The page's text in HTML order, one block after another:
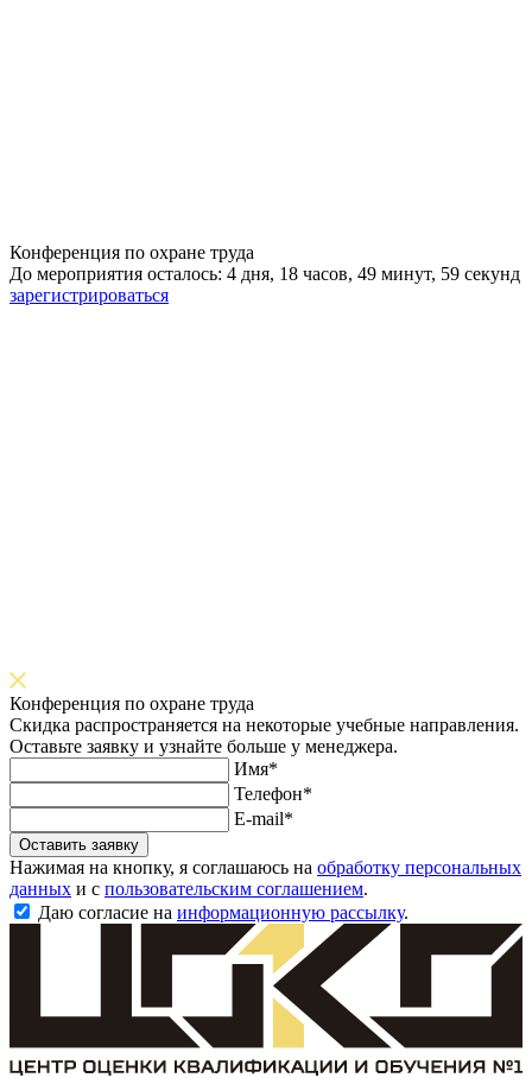
Конференция по охране труда
До мероприятия осталось: 4 дня, 18 часов, 49 минут, 59 секунд
зарегистрироваться
Конференция по охране труда
Скидка распространяется на некоторые учебные направления.
Оставьте заявку и узнайте больше у менеджера.
Имя*
Телефон*
E-mail*
Оставить заявку
Нажимая на кнопку, я соглашаюсь на обработку персональных
данных и с пользовательским соглашением.
Даю согласие на информационную рассылку.